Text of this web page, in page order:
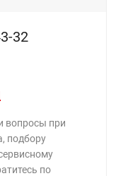
32
вопросы при
подбору
по